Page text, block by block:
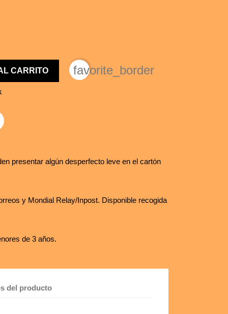
CARRITO favorite_border
presentar algún desperfecto leve en el cartón
y Mondial Relay/Inpost. Disponible recogida
de 3 años.
del producto